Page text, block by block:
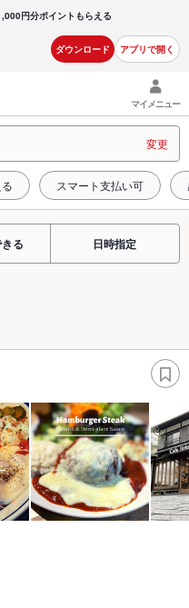
円分ポイントもらえる
ダウンロード アプリで開く
マイメニュー
変更
スマート支払い可
る 日時指定